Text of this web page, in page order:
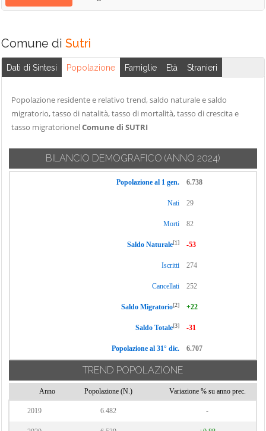
Comune di Sutri
Dati di Sintesi Popolazione Famiglie Età Stranieri
Popolazione residente e relativo trend, saldo naturale e saldo
migratorio, tasso di natalità, tasso di mortalità, tasso di crescita e
tasso migratorionelComune di SUTRI
BILANCIO DEMOGRAFICO (ANNO 2024)
Popolazione al 1 gen. 6.738
Nati 29
Morti 82
Saldo Naturale[1] -53
Iscritti 274
Cancellati 252
Saldo Migratorio[2] +22
Saldo Totale[3] -31
Popolazione al 31° dic. 6.707
TREND POPOLAZIONE
Anno Popolazione (N.) Variazione % su anno prec.
2019 6.482 -